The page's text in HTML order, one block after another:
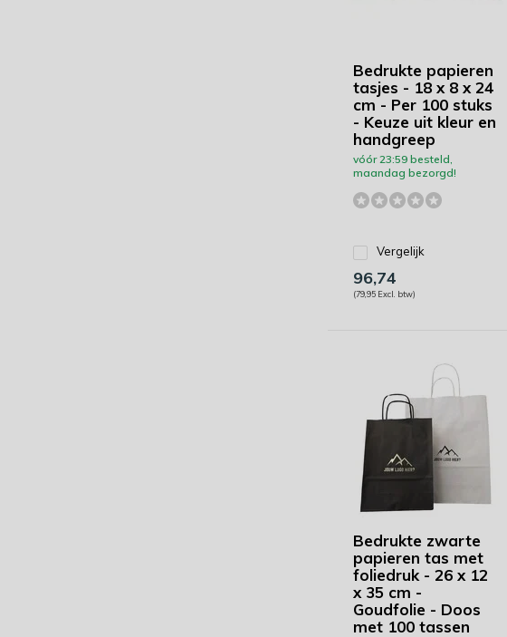
Bedrukte papieren
tasjes - 18 x 8 x 24
cm - Per 100 stuks
- Keuze uit kleur en
handgreep
vóór 23:59 besteld,
maandag bezorgd!
Vergelijk
96,74
(79,95 Excl. btw)
Bedrukte zwarte
papieren tas met
foliedruk - 26 x 12
x 35 cm -
Goudfolie - Doos
met 100 tassen